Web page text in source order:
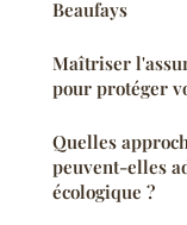
Beaufays
Maîtriser
pour protéger
Quelles
peuvent-elles
écologique ?